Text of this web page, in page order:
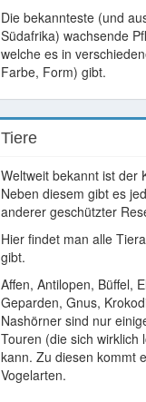
Die bekannteste (und
Südafrika) wachsende
welche es in
Farbe, Form) gibt.
Tiere
Weltweit bekannt ist der
Neben diesem gibt es
anderer geschützter
Hier findet man alle
gibt.
Affen, Antilopen, Büffel,
Geparden, Gnus,
Nashörner sind nur
Touren (die sich wirklich
kann. Zu diesen kommt
Vogelarten.